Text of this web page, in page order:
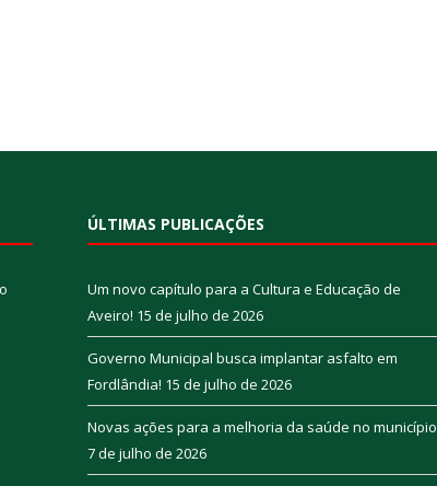
ÚLTIMAS PUBLICAÇÕES
Um novo capítulo para a Cultura e Educação de
Aveiro! 15 de julho de 2026
Governo Municipal busca implantar asfalto em
Fordlândia! 15 de julho de 2026
Novas ações para a melhoria da saúde no município
7 de julho de 2026